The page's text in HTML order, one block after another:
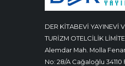
DER KİTABEVİ YAYINEVİ
TURİZM OTELCİLİK
Alemdar Mah. Molla
No: 28/A Cağaloğlu